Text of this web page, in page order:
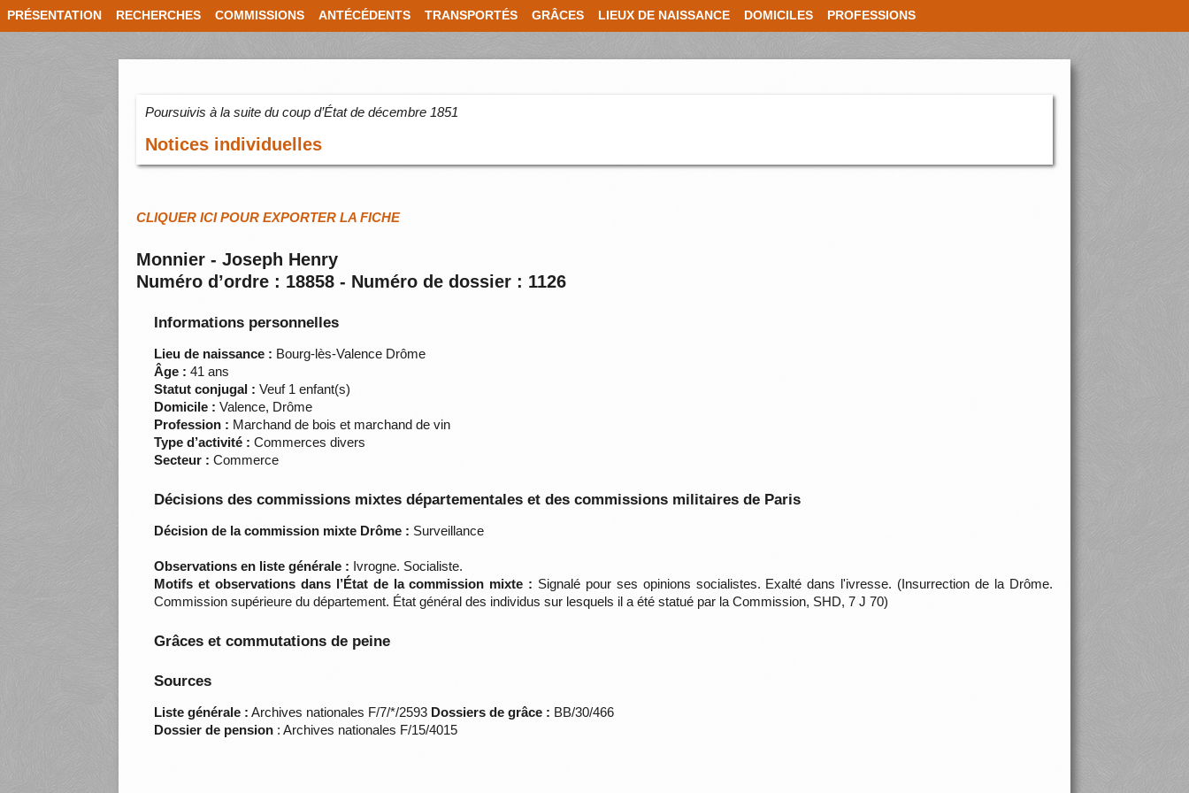
PRÉSENTATION RECHERCHES COMMISSIONS ANTÉCÉDENTS TRANSPORTÉS GRÂCES LIEUX DE NAISSANCE DOMICILES PROFESSIONS
Poursuivis à la suite du coup d’État de décembre 1851
Notices individuelles
CLIQUER ICI POUR EXPORTER LA FICHE
Monnier - Joseph Henry
Numéro d’ordre : 18858 - Numéro de dossier : 1126
Informations personnelles
Lieu de naissance : Bourg-lès-Valence Drôme
Âge : 41 ans
Statut conjugal : Veuf 1 enfant(s)
Domicile : Valence, Drôme
Profession : Marchand de bois et marchand de vin
Type d’activité : Commerces divers
Secteur : Commerce
Décisions des commissions mixtes départementales et des commissions militaires de Paris
Décision de la commission mixte Drôme : Surveillance
Observations en liste générale : Ivrogne. Socialiste.
Motifs et observations dans l’État de la commission mixte : Signalé pour ses opinions socialistes. Exalté dans l'ivresse. (Insurrection de la Drôme.
Commission supérieure du département. État général des individus sur lesquels il a été statué par la Commission, SHD, 7 J 70)
Grâces et commutations de peine
Sources
Liste générale : Archives nationales F/7/*/2593 Dossiers de grâce : BB/30/466
Dossier de pension : Archives nationales F/15/4015